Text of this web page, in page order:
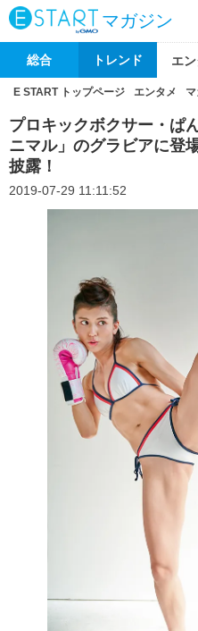
マガジン
総合 トレンド エ
E START トップページ エンタメ
プロキックボクサー・ぱ
ニマル」のグラビアに登
披露！
2019-07-29 11:11:52